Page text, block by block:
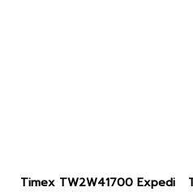
Timex TW2W41700